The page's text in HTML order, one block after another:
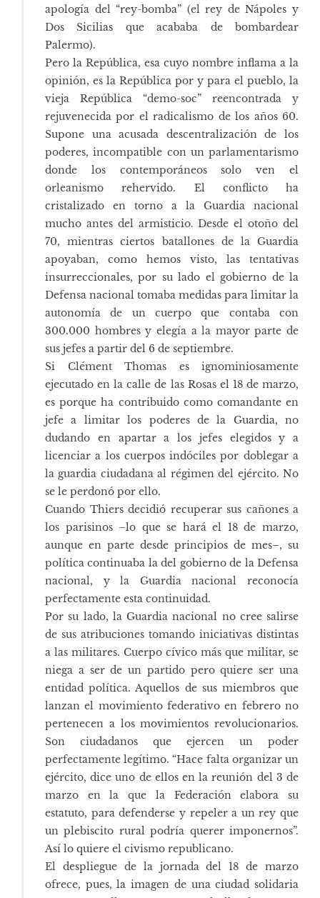
apología del “rey-bomba” (el rey de Nápoles y
Dos Sicilias que acababa de bombardear
Palermo).
Pero la República, esa cuyo nombre inflama a la
opinión, es la República por y para el pueblo, la
vieja República “demo-soc” reencontrada y
rejuvenecida por el radicalismo de los años 60.
Supone una acusada descentralización de los
poderes, incompatible con un parlamentarismo
donde los contemporáneos solo ven el
orleanismo rehervido. El conflicto ha
cristalizado en torno a la Guardia nacional
mucho antes del armisticio. Desde el otoño del
70, mientras ciertos batallones de la Guardia
apoyaban, como hemos visto, las tentativas
insurreccionales, por su lado el gobierno de la
Defensa nacional tomaba medidas para limitar la
autonomía de un cuerpo que contaba con
300.000 hombres y elegía a la mayor parte de
sus jefes a partir del 6 de septiembre.
Si Clément Thomas es ignominiosamente
ejecutado en la calle de las Rosas el 18 de marzo,
es porque ha contribuido como comandante en
jefe a limitar los poderes de la Guardia, no
dudando en apartar a los jefes elegidos y a
licenciar a los cuerpos indóciles por doblegar a
la guardia ciudadana al régimen del ejército. No
se le perdonó por ello.
Cuando Thiers decidió recuperar sus cañones a
los parisinos –lo que se hará el 18 de marzo,
aunque en parte desde principios de mes–, su
política continuaba la del gobierno de la Defensa
nacional, y la Guardia nacional reconocía
perfectamente esta continuidad.
Por su lado, la Guardia nacional no cree salirse
de sus atribuciones tomando iniciativas distintas
a las militares. Cuerpo cívico más que militar, se
niega a ser de un partido pero quiere ser una
entidad política. Aquellos de sus miembros que
lanzan el movimiento federativo en febrero no
pertenecen a los movimientos revolucionarios.
Son ciudadanos que ejercen un poder
perfectamente legítimo. “Hace falta organizar un
ejército, dice uno de ellos en la reunión del 3 de
marzo en la que la Federación elabora su
estatuto, para defenderse y repeler a un rey que
un plebiscito rural podría querer imponernos”.
Así lo quiere el civismo republicano.
El despliegue de la jornada del 18 de marzo
ofrece, pues, la imagen de una ciudad solidaria